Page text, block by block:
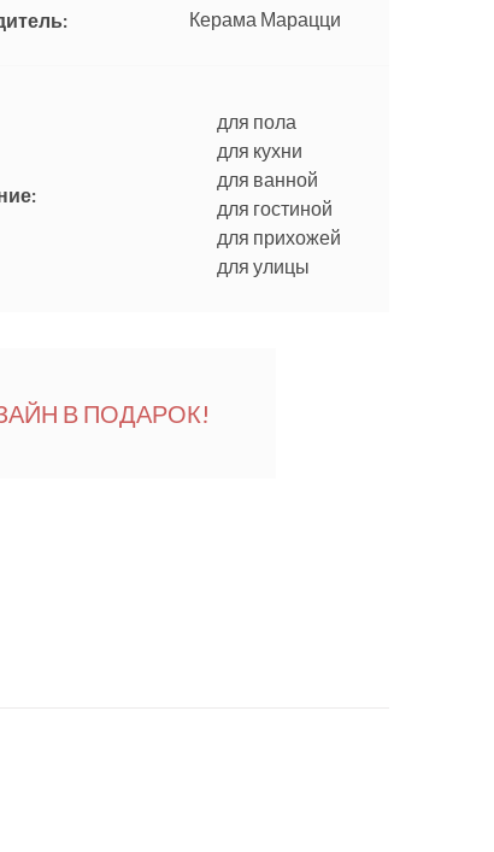
Керама Марацци
для пола
для кухни
для ванной
для гостиной
для прихожей
для улицы
В ПОДАРОК!